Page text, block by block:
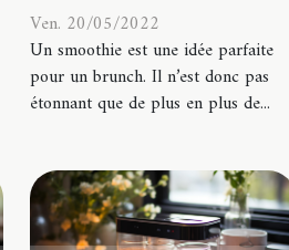
Ven. 20/05/2022
Un smoothie est une idée parfaite
pour un brunch. Il n’est donc pas
étonnant que de plus en plus de...